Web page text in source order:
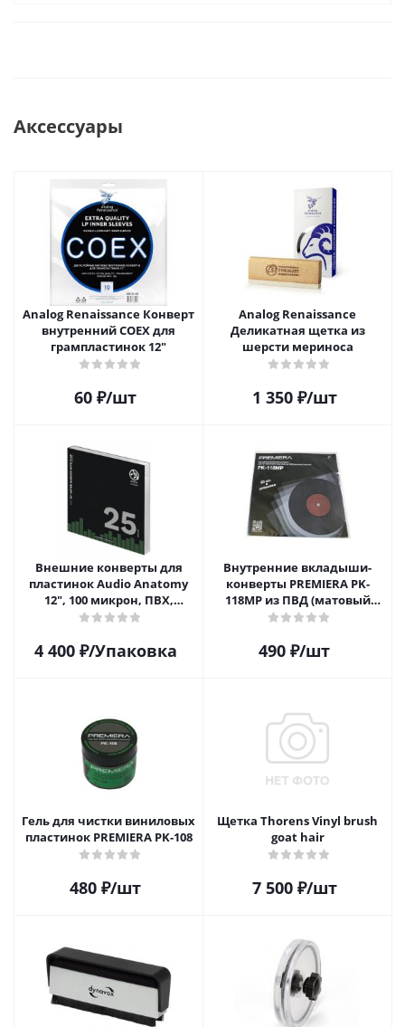
Аксессуары
Analog Renaissance Конверт
внутренний COEX для
грампластинок 12"
60 ₽/шт
Analog Renaissance
Деликатная щетка из
шерсти мериноса
1 350₽/шт
Внешние конверты для
пластинок Audio Anatomy
12", 100 микрон, ПВХ,
GATEFOLD (25 шт)
4 400₽/Упаковка
Внутренние вкладыши-
конверты PREMIERA PK-
118MP из ПВД (матовый
пластик) для 12" виниловых
490 ₽/шт
Гель для чистки виниловых
пластинок PREMIERA PK-108
480 ₽/шт
Щетка Thorens Vinyl brush
goat hair
7 500₽/шт